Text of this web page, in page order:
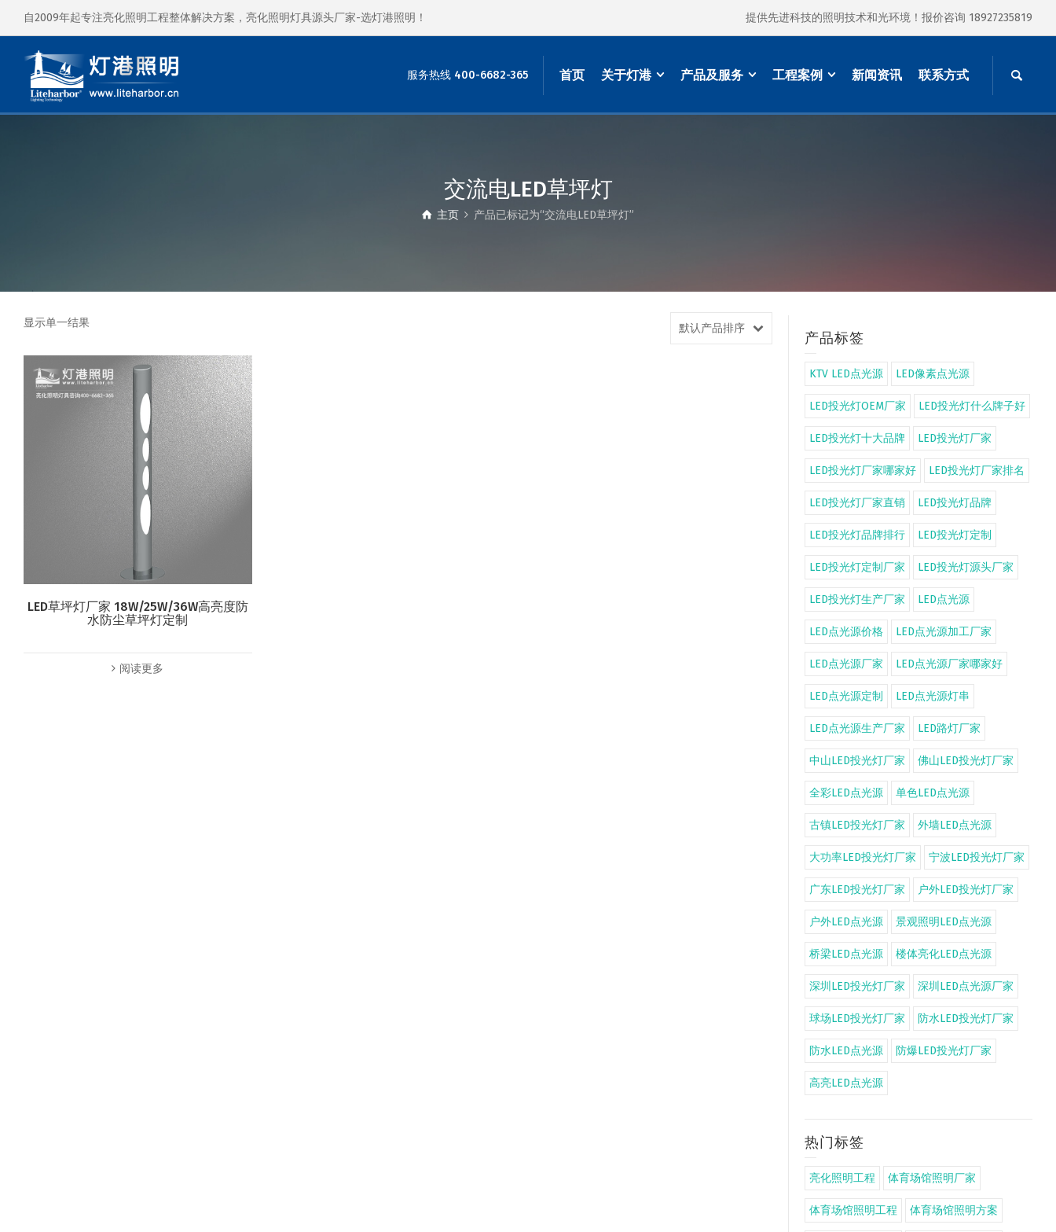
自2009年起专注亮化照明工程整体解决方案，亮化照明灯具源头厂家-选灯港照明！ 提供先进科技的照明技术和光环境！报价咨询 18927235819
服务热线 400-6682-365 首页 关于灯港 产品及服务 工程案例 新闻资讯 联系方式
交流电LED草坪灯
主页 产品已标记为“交流电LED草坪灯”
显示单一结果 默认产品排序
LED草坪灯厂家 18W/25W/36W高亮度防
水防尘草坪灯定制
阅读更多
产品标签
KTV LED点光源 LED像素点光源
LED投光灯OEM厂家 LED投光灯什么牌子好
LED投光灯十大品牌 LED投光灯厂家
LED投光灯厂家哪家好 LED投光灯厂家排名
LED投光灯厂家直销 LED投光灯品牌
LED投光灯品牌排行 LED投光灯定制
LED投光灯定制厂家 LED投光灯源头厂家
LED投光灯生产厂家 LED点光源
LED点光源价格 LED点光源加工厂家
LED点光源厂家 LED点光源厂家哪家好
LED点光源定制 LED点光源灯串
LED点光源生产厂家 LED路灯厂家
中山LED投光灯厂家 佛山LED投光灯厂家
全彩LED点光源 单色LED点光源
古镇LED投光灯厂家 外墙LED点光源
大功率LED投光灯厂家 宁波LED投光灯厂家
广东LED投光灯厂家 户外LED投光灯厂家
户外LED点光源 景观照明LED点光源
桥梁LED点光源 楼体亮化LED点光源
深圳LED投光灯厂家 深圳LED点光源厂家
球场LED投光灯厂家 防水LED投光灯厂家
防水LED点光源 防爆LED投光灯厂家
高亮LED点光源
热门标签
亮化照明工程 体育场馆照明厂家
体育场馆照明工程 体育场馆照明方案